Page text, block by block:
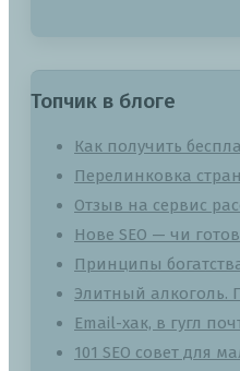
Топчик в блоге
Как получить
Перелинковка
Отзыв на сервис
Нове SEO — чи
Принципы
Элитный алкоголь.
Email-хак, в гугл
101 SEO совет для